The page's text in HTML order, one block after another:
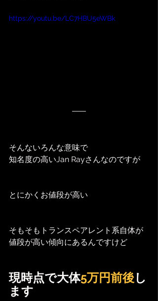
https://youtu.be/LC7HBU5eWBk
そんないろんな意味で
知名度の高いJan Rayさんなのですが
とにかくお値段が高い
そもそもトランスペアレント系自体が
値段が高い傾向にあるんですけど
現時点で大体5万円前後し
ます